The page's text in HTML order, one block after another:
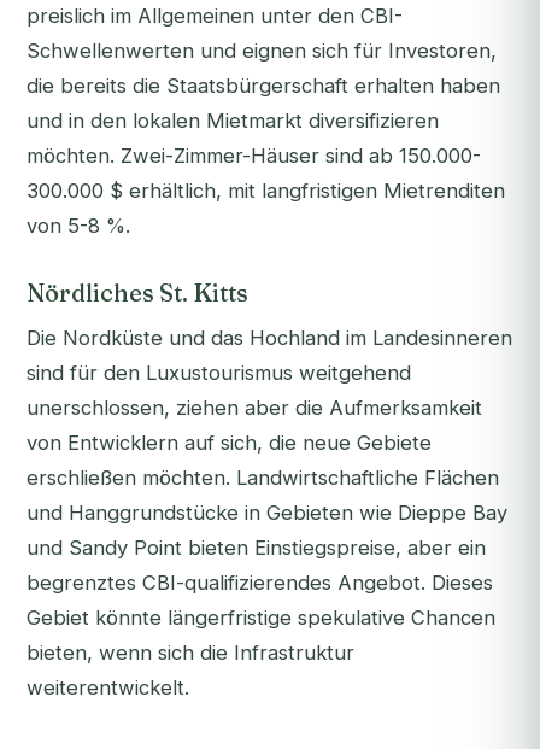
preislich im Allgemeinen unter den CBI-
Schwellenwerten und eignen sich für Investoren,
die bereits die Staatsbürgerschaft erhalten haben
und in den lokalen Mietmarkt diversifizieren
möchten. Zwei-Zimmer-Häuser sind ab 150.000-
300.000 $ erhältlich, mit langfristigen Mietrenditen
von 5-8 %.
Nördliches St. Kitts
Die Nordküste und das Hochland im Landesinneren
sind für den Luxustourismus weitgehend
unerschlossen, ziehen aber die Aufmerksamkeit
von Entwicklern auf sich, die neue Gebiete
erschließen möchten. Landwirtschaftliche Flächen
und Hanggrundstücke in Gebieten wie Dieppe Bay
und Sandy Point bieten Einstiegspreise, aber ein
begrenztes CBI-qualifizierendes Angebot. Dieses
Gebiet könnte längerfristige spekulative Chancen
bieten, wenn sich die Infrastruktur
weiterentwickelt.